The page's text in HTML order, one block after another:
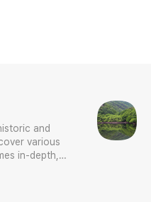
and
various
in-depth,
sense or